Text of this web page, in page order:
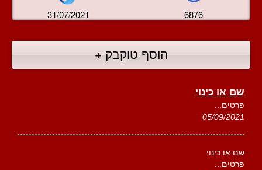
31/07/2021 6876
הוסף טוקבק +
שם או כינוי
פרטים...
05/09/2021
שם או כינוי
פרטים...